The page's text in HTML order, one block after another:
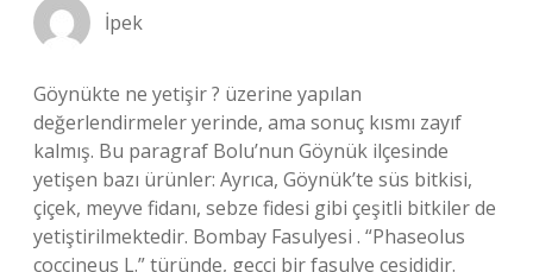
İpek
Göynükte ne yetişir ? üzerine yapılan
değerlendirmeler yerinde, ama sonuç kısmı zayıf
kalmış. Bu paragraf Bolu’nun Göynük ilçesinde
yetişen bazı ürünler: Ayrıca, Göynük’te süs bitkisi,
çiçek, meyve fidanı, sebze fidesi gibi çeşitli bitkiler de
yetiştirilmektedir. Bombay Fasulyesi . “Phaseolus
coccineus L.” türünde, geççi bir fasulye çeşididir.